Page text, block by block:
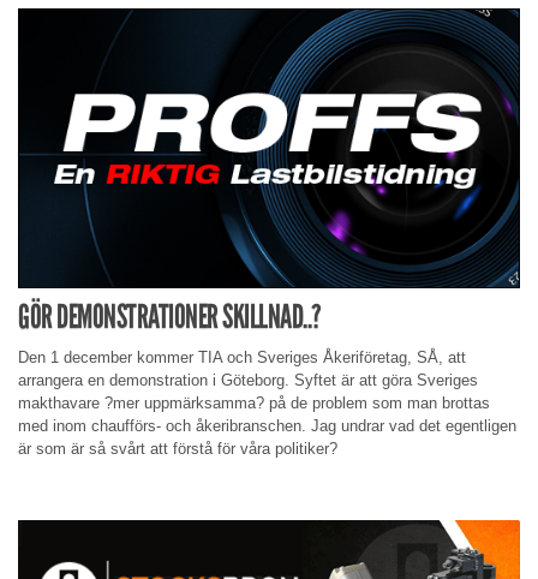
GÖR DEMONSTRATIONER SKILLNAD..?
Den 1 december kommer TIA och Sveriges Åkeriföretag, SÅ, att
arrangera en demonstration i Göteborg. Syftet är att göra Sveriges
makthavare ?mer uppmärksamma? på de problem som man brottas
med inom chaufförs- och åkeribranschen. Jag undrar vad det egentligen
är som är så svårt att förstå för våra politiker?